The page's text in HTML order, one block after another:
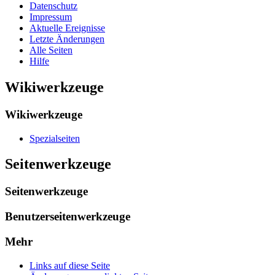
Datenschutz
Impressum
Aktuelle Ereignisse
Letzte Änderungen
Alle Seiten
Hilfe
Wikiwerkzeuge
Wikiwerkzeuge
Spezialseiten
Seitenwerkzeuge
Seitenwerkzeuge
Benutzerseitenwerkzeuge
Mehr
Links auf diese Seite